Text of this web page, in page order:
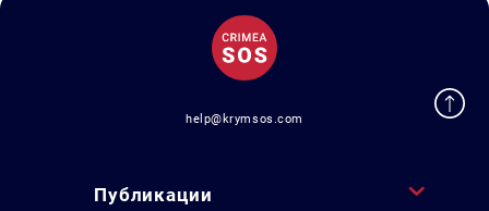
help@krymsos.com
Публикации